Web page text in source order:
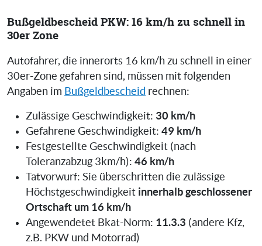
Bußgeldbescheid PKW: 16 km/h zu schnell in
30er Zone
Autofahrer, die innerorts 16 km/h zu schnell in einer
30er-Zone gefahren sind, müssen mit folgenden
Angaben im Bußgeldbescheid rechnen:
Zulässige Geschwindigkeit: 30 km/h
Gefahrene Geschwindigkeit: 49 km/h
Festgestellte Geschwindigkeit (nach
Toleranzabzug 3km/h): 46 km/h
Tatvorwurf: Sie überschritten die zulässige
Höchstgeschwindigkeit innerhalb geschlossener
Ortschaft um 16 km/h
Angewendetet Bkat-Norm: 11.3.3 (andere Kfz,
z.B. PKW und Motorrad)